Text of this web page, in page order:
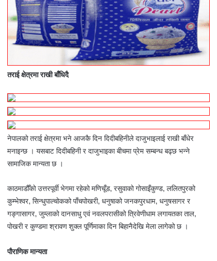
तराई क्षेत्रमा राखी बाँधिदै
नेपालको तराई क्षेत्रमा भने आजकै दिन दिदीबहिनीले दाजुभाइलाई राखी बाँधेर
मनाइन्छ । यसबाट दिदीबहिनी र दाजुभाइका बीचमा प्रेम सम्बन्ध बढ्छ भन्ने
सामाजिक मान्यता छ ।
काठमाडौँको उत्तरपूर्वी भेगमा रहेको मणिचूँड, रसुवाको गोसाइँकुण्ड, ललितपुरको
कुम्भेश्वर, सिन्धुपाल्चोकको पाँचपोखरी, धनुषाको जनकपुरधाम, धनुषसागर र
गङ्गासागर, जुम्लाको दानसाधु एवं नवलपरासीको त्रिवेणीधाम लगायतका ताल,
पोखरी र कुण्डमा श्रावण शुक्ल पूर्णिमाका दिन बिहानैदेखि मेला लागेको छ ।
पौराणिक मान्यता